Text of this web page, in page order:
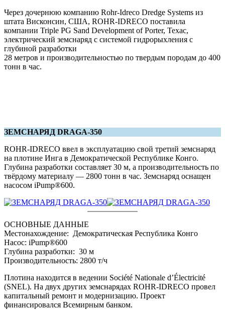
Через дочернюю компанию Rohr-Idreco Dredge Systems из
штата Висконсин, США, ROHR-IDRECO поставила
компании Triple PG Sand Development of Porter, Техас,
электрический земснаряд с системой гидрорыхления с
глубиной разработки
28 метров и производительностью по твердым породам до 400
тонн в час.
ЗЕМСНАРЯД DRAGA-350
ROHR-IDRECO ввел в эксплуатацию свой третий земснаряд
на плотине Инга в Демократической Республике Конго.
Глубина разработки составляет 30 м, а производительность по
твёрдому материалу — 2800 тонн в час. Земснаряд оснащен
насосом iPump®600.
ОСНОВНЫЕ ДАННЫЕ
Местонахождение: Демократическая Республика Конго
Насос: iPump®600
Глубина разработки: 30 м
Производительность: 2800 т/ч
Плотина находится в ведении Société Nationale d’Électricité
(SNEL). На двух других земснарядах ROHR-IDRECO провел
капитальный ремонт и модернизацию. Проект
финансировался Всемирным банком.